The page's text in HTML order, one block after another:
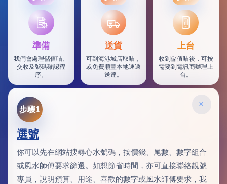
準備
我們會處理儲值咭、
交收及號碼確認程
序。
SF
送貨
可到海港城店取咭，
或免費順豐本地速遞
送達。
上台
收到儲值咭後，可按
需要到電訊商辦理上
台。
×
步驟1
選號
你可以先在網站搜尋心水號碼，按價錢、尾數、數字組合
或風水師傅要求篩選。如想節省時間，亦可直接聯絡靚號
專員，說明預算、用途、喜歡的數字或風水師傅要求，我